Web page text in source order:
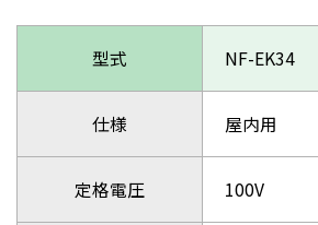
型式 NF-EK34
仕様 屋内用
定格電圧 100V